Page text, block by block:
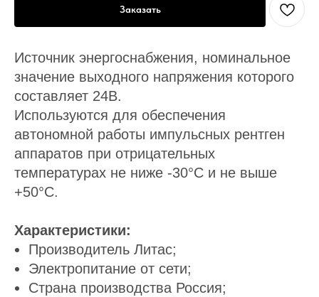
Заказать
Источник энергоснабжения, номинальное
значение выходного напряжения которого
составляет 24В.
Используются для обеспечения
автономной работы импульсных рентген
аппаратов при отрицательных
температурах не ниже -30°С и не выше
+50°С.
Характеристики:
Производитель Литас;
Электропитание от сети;
Страна производства Россия;